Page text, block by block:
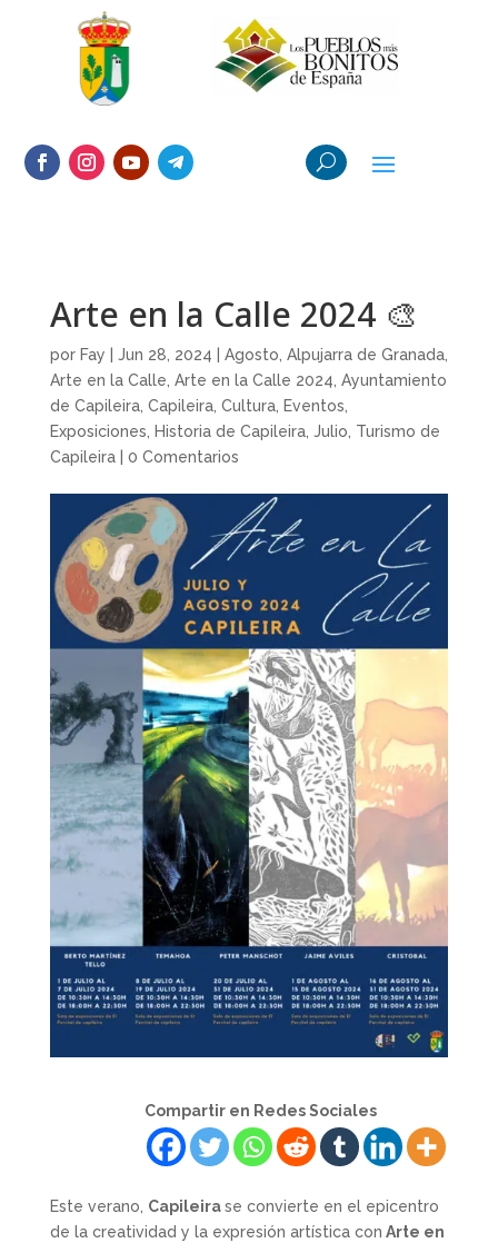
Arte en la Calle 2024 🎨
por Fay Jun 28, 2024 Agosto Alpujarra de Granada,
Arte en la Calle Arte en la Calle 2024 Ayuntamiento
de Capileira, Capileira, Cultura, Eventos
Exposiciones
Historia de Capileira, Julio Turismo de
Capileira| 0 Comentarios
Compartir en Redes Sociales
Este verano, Capileirase convierte en el epicentro
de la creatividad y la expresión artística con Arte en